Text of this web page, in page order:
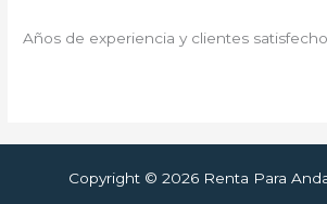
Años de experiencia y clientes
Copyright © 2026 Renta Para